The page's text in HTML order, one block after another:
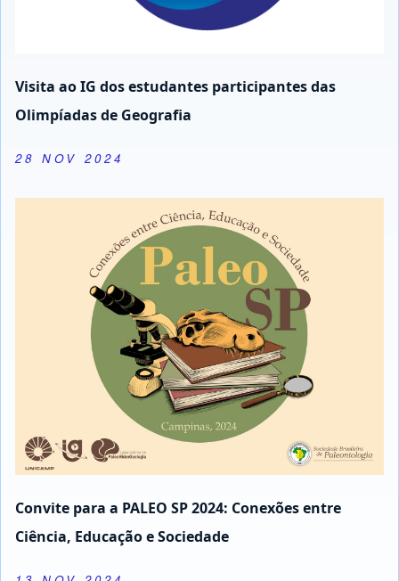
Visita ao IG dos estudantes participantes das
Olimpíadas de Geografia
28 NOV 2024
Convite para a PALEO SP 2024: Conexões entre
Ciência, Educação e Sociedade